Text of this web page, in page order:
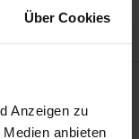
Über Cookies
Anzeigen zu
anbieten